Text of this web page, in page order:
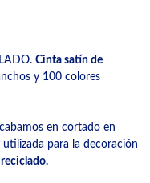
Cinta satín de
y 100 colores
en cortado en
para la decoración